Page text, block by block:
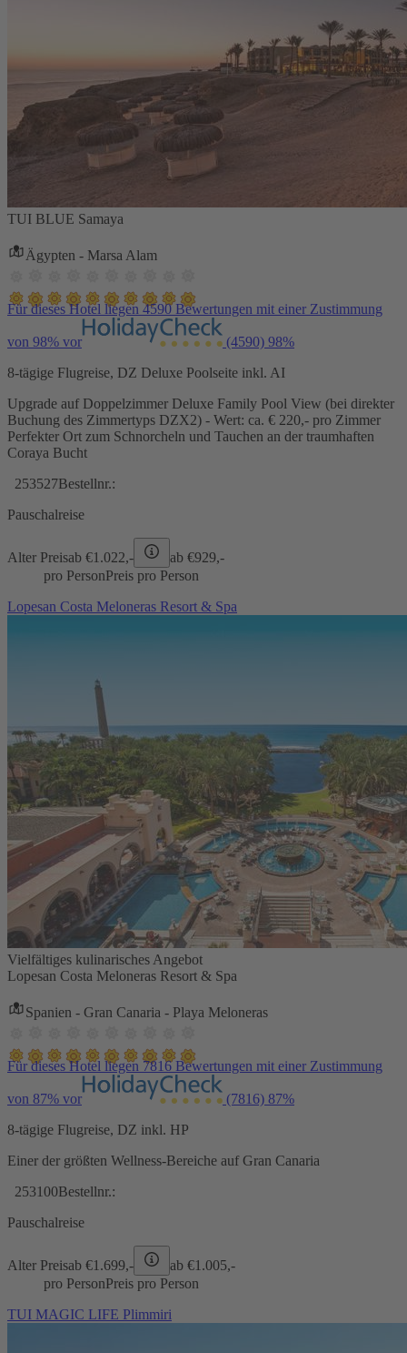
TUI BLUE Samaya
Ägypten - Marsa Alam
Für dieses Hotel liegen 4590 Bewertungen mit einer Zustimmung
von 98% vor (4590) 98%
8-tägige Flugreise, DZ Deluxe Poolseite inkl. AI
Upgrade auf Doppelzimmer Deluxe Family Pool View (bei direkter
Buchung des Zimmertyps DZX2) - Wert: ca. € 220,- pro Zimmer
Perfekter Ort zum Schnorcheln und Tauchen an der traumhaften
Coraya Bucht
253527Bestellnr.:
Pauschalreise
Alter Preisab €1.022,- ab €929,-
pro PersonPreis pro Person
Lopesan Costa Meloneras Resort & Spa
Vielfältiges kulinarisches Angebot
Lopesan Costa Meloneras Resort & Spa
Spanien - Gran Canaria - Playa Meloneras
Für dieses Hotel liegen 7816 Bewertungen mit einer Zustimmung
von 87% vor (7816) 87%
8-tägige Flugreise, DZ inkl. HP
Einer der größten Wellness-Bereiche auf Gran Canaria
253100Bestellnr.:
Pauschalreise
Alter Preisab €1.699,- ab €1.005,-
pro PersonPreis pro Person
TUI MAGIC LIFE Plimmiri